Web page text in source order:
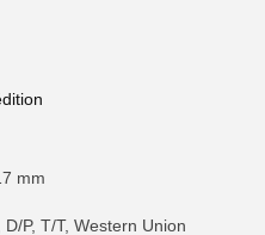
mm
P, T/T, Western Union